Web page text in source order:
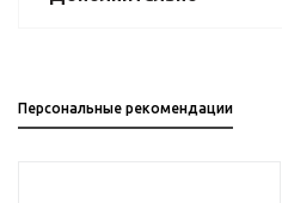
Персональные рекомендации